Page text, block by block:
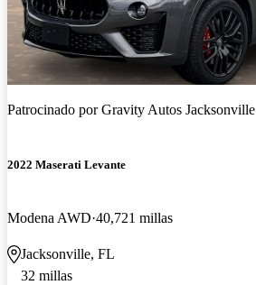
Patrocinado porGravity Autos Jacksonville
2022 Maserati Levante
Modena AWD 40,721 millas
Jacksonville, FL
32 millas